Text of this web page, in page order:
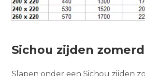
Sichou zijden
Slapen onder een Sichou zijden